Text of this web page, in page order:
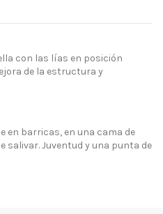
con las lías en posición
de la estructura y
en barricas, en una cama de
salivar. Juventud y una punta de